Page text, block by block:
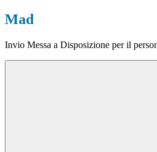
Mad
Invio Messa a Disposizione per il